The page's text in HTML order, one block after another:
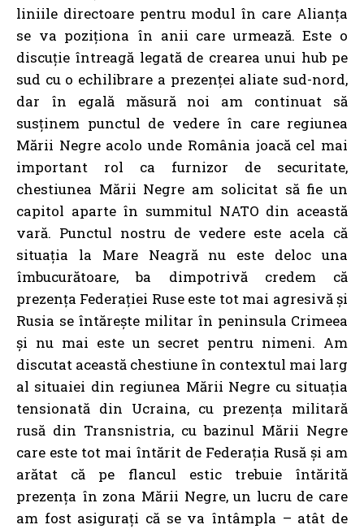
liniile directoare pentru modul în care Alianța
se va poziționa în anii care urmează. Este o
discuție întreagă legată de crearea unui hub pe
sud cu o echilibrare a prezenței aliate sud-nord,
dar în egală măsură noi am continuat să
susținem punctul de vedere în care regiunea
Mării Negre acolo unde România joacă cel mai
important rol ca furnizor de securitate,
chestiunea Mării Negre am solicitat să fie un
capitol aparte în summitul NATO din această
vară. Punctul nostru de vedere este acela că
situația la Mare Neagră nu este deloc una
îmbucurătoare, ba dimpotrivă credem că
prezența Federației Ruse este tot mai agresivă și
Rusia se întărește militar în peninsula Crimeea
și nu mai este un secret pentru nimeni. Am
discutat această chestiune în contextul mai larg
al situaiei din regiunea Mării Negre cu situația
tensionată din Ucraina, cu prezența militară
rusă din Transnistria, cu bazinul Mării Negre
care este tot mai întărit de Federația Rusă și am
arătat că pe flancul estic trebuie întărită
prezența în zona Mării Negre, un lucru de care
am fost asigurați că se va întâmpla – atât de